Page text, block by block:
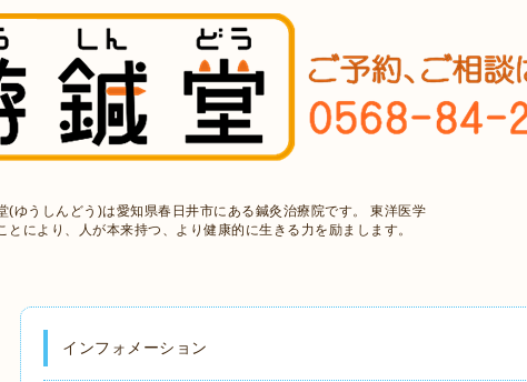
(ゆうしんどう)は愛知県春日井市にある鍼灸治療院です。 東洋医学
により、人が本来持つ、より健康的に生きる力を励まします。
インフォメーション